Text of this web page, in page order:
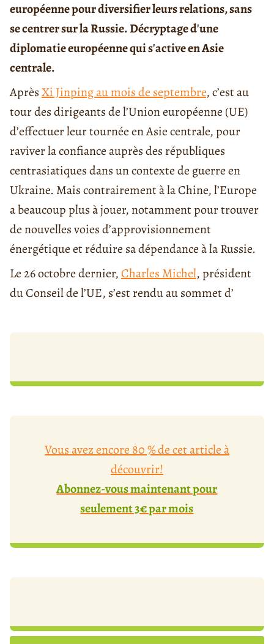
européenne pour diversifier leurs relations, sans
se centrer sur la Russie. Décryptage d'une
diplomatie européenne qui s'active en Asie
centrale.
AprèsXi Jinping au mois de septembre, c’est au
tour des dirigeants de l’Union européenne (UE)
d’effectuer leur tournée en Asie centrale, pour
raviver la confiance auprès des républiques
centrasiatiques dans un contexte de guerre en
Ukraine. Mais contrairement à la Chine, l’Europe
a beaucoup plus à jouer, notamment pour trouver
de nouvelles voies d’approvisionnement
énergétique et réduire sa dépendance à la Russie.
Le 26 octobre dernier,Charles Michel, président
du Conseil de l’UE, s’est rendu au sommet d’
Vous avez encore 80 % de cet article à
découvrir!
Abonnez-vous maintenant pour
seulement 3€ par mois